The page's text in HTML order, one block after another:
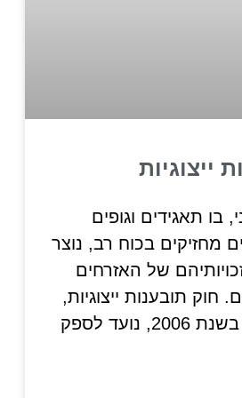
ייצוגיות
בו תאגידים וגופים
מחזיקים בכוח רב, נוצר
של האזרחים
חוק תובענות ייצוגיות,
שנכנס לתוקף בשנת 2006, נועד לספק